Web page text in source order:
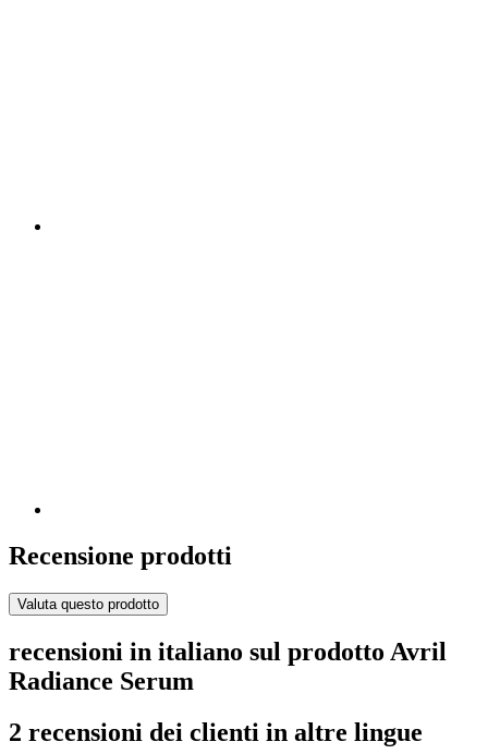
Recensione prodotti
Valuta questo prodotto
recensioni in italiano sul prodotto Avril
Radiance Serum
2 recensioni dei clienti in altre lingue